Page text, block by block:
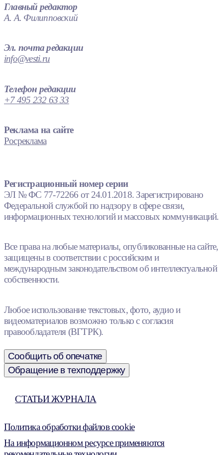
Главный редактор
А. А. Филипповский
Эл. почта редакции
info@vesti.ru
Телефон редакции
+7 495 232 63 33
Реклама на сайте
Росреклама
Регистрационный номер серии
ЭЛ № ФС 77-72266 от 24.01.2018. Зарегистрировано
Федеральной службой по надзору в сфере связи,
информационных технологий и массовых коммуникаций.
Все права на любые материалы, опубликованные на сайте,
защищены в соответствии с российским и
международным законодательством об интеллектуальной
собственности.
Любое использование текстовых, фото, аудио и
видеоматериалов возможно только с согласия
правообладателя (ВГТРК).
Сообщить об опечатке
Обращение в техподдержку
СТАТЬИ ЖУРНАЛА
Политика обработки файлов cookie
На информационном ресурсе применяются